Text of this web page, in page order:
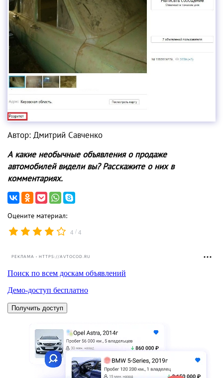
Автор: Дмитрий Савченко
А какие необычные объявления о продаже
автомобилей видели вы? Расскажите о них в
комментариях.
Оцените материал:
4 /4
РЕКЛАМА • HTTPS://AVTOCOD.RU